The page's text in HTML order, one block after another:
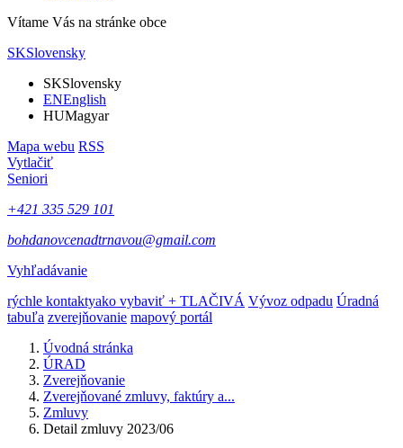
Vítame Vás na stránke obce
SKSlovensky
SKSlovensky
ENEnglish
HUMagyar
Mapa webu RSS
Vytlačiť
Seniori
+421 335 529 101
bohdanovcenadtrnavou@gmail.com
Vyhľadávanie
rýchle kontaktyako vybaviť + TLAČIVÁ Vývoz odpadu Úradná
tabuľa zverejňovanie mapový portál
Úvodná stránka
ÚRAD
Zverejňovanie
Zverejňované zmluvy, faktúry a...
Zmluvy
Detail zmluvy 2023/06